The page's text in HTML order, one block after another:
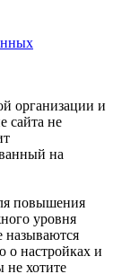
организации и
сайта не
на
повышения
уровня
называются
настройках и
не хотите